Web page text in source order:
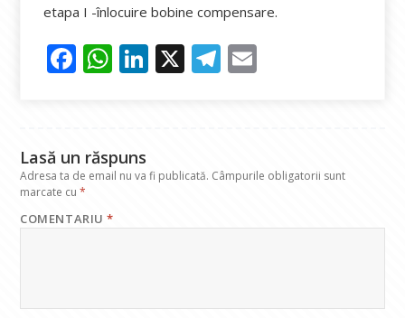
etapa I -înlocuire bobine compensare.
F
b
o
o
k
W
s
A
p
Li
dI
X T
a
Lasă un răspuns
Adresa ta de email nu va fi publicată. Câmpurile obligatorii sunt
marcate cu*
COMENTARIU*